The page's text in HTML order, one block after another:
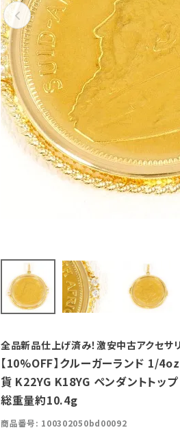
Previous
全品新品仕上げ済み！激安中古アクセサ
【10%OFF】クルーガーランド 1/
貨 K22YG K18YG ペンダントトッ
総重量約10.4g
商品番号 100302050bd00092